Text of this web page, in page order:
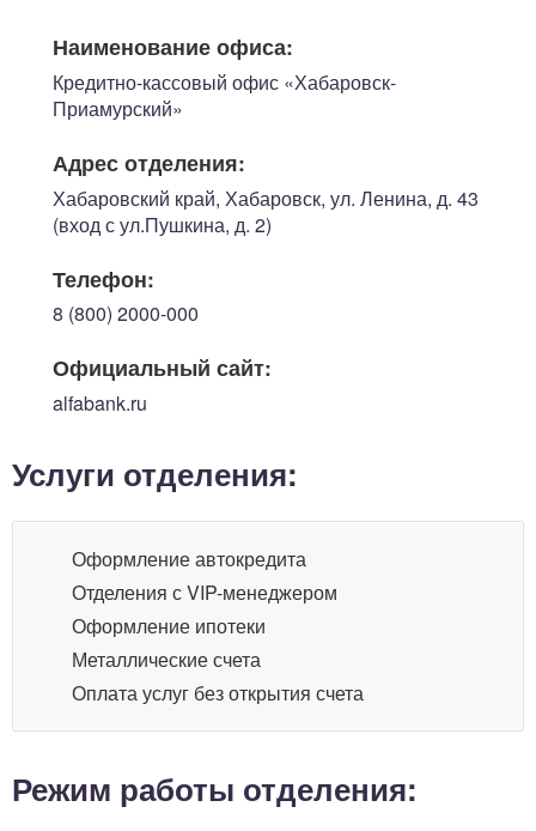
Наименование офиса:
Кредитно-кассовый офис «Хабаровск-
Приамурский»
Адрес отделения:
Хабаровский край, Хабаровск, ул. Ленина, д. 43
(вход с ул.Пушкина, д. 2)
Телефон:
8 (800) 2000-000
Официальный сайт:
alfabank.ru
Услуги отделения:
Оформление автокредита
Отделения с VIP-менеджером
Оформление ипотеки
Металлические счета
Оплата услуг без открытия счета
Режим работы отделения: